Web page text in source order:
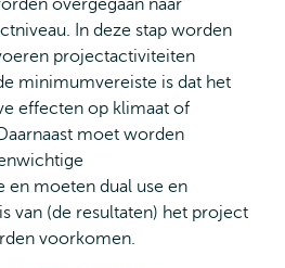
overgegaan naar
In deze stap worden
projectactiviteiten
minimumvereiste is dat het
effecten op klimaat of
moet worden
en moeten dual use en
van (de resultaten) het project
voorkomen.